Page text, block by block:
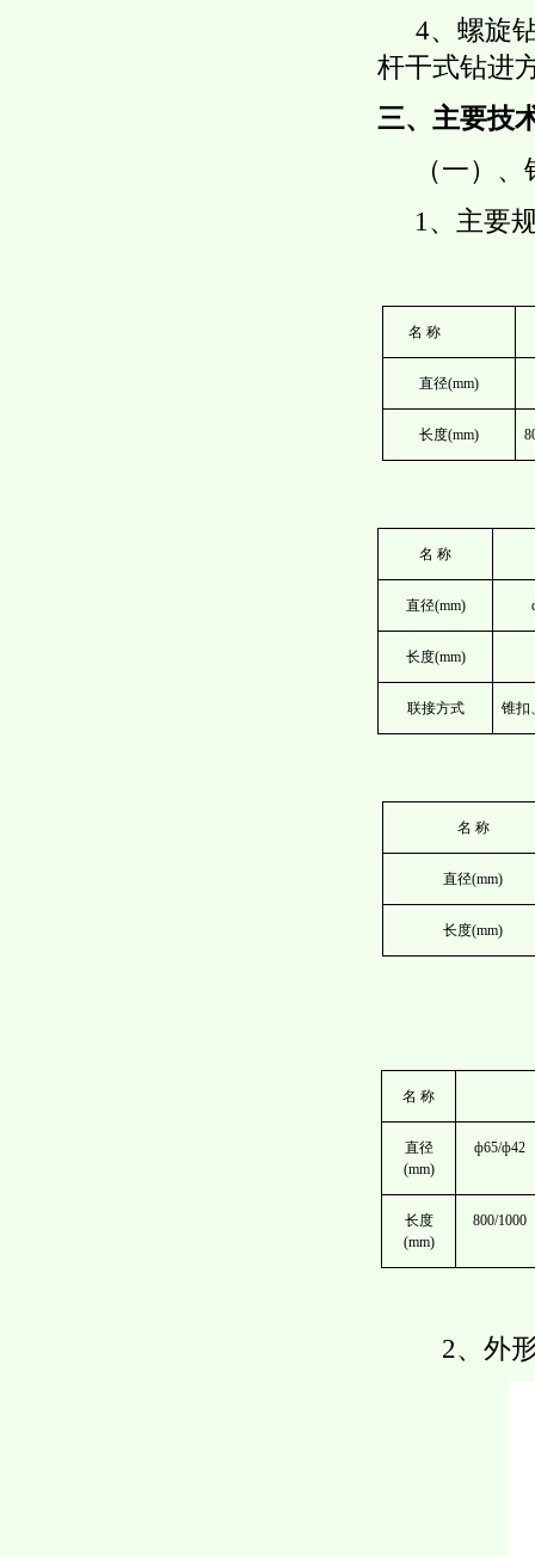
4、螺旋
杆干式钻进
三、主要技
（一）
1、主要
名 称
直径(mm)
长度(mm)
名 称
直径(mm)
长度(mm)
联接方式 锥扣
名 称
直径(mm)
长度(mm)
名 称
直径
(mm)
ф65/ф42
长度
(mm)
800/1000
2、外形